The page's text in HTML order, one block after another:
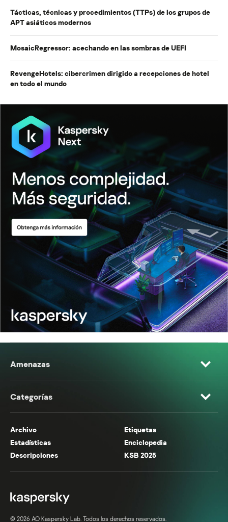
Tácticas, técnicas y procedimientos (TTPs) de los grupos de
APT asiáticos modernos
MosaicRegressor: acechando en las sombras de UEFI
RevengeHotels: cibercrimen dirigido a recepciones de hotel
en todo el mundo
Amenazas
Categorías
Archivo
Etiquetas
Estadísticas
Enciclopedia
Descripciones
KSB 2025
© 2026 AO Kaspersky Lab. Todos los derechos reservados.